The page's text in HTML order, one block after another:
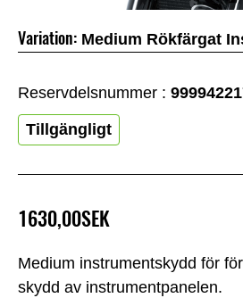
Medium instrumentskydd för
skydd av instrumentpanelen.
1630,00SEK
Variation: Medium Rökfärgat
Reservdelsnummer :
Tillgängligt